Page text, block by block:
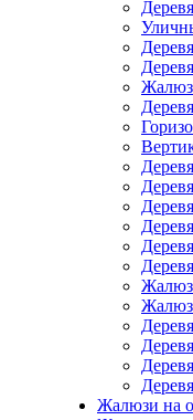
Жалюзи на